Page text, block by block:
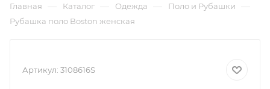
Главная — Каталог — Одежда — Поло и Рубашки —
Рубашка поло Boston женская
Артикул: 3108616S